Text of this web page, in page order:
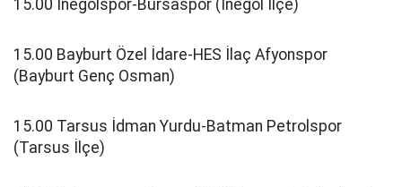
15.00 İnegölspor-Bursaspor (İnegöl İlçe)
15.00 Bayburt Özel İdare-HES İlaç Afyonspor
(Bayburt Genç Osman)
15.00 Tarsus İdman Yurdu-Batman Petrolspor
(Tarsus İlçe)